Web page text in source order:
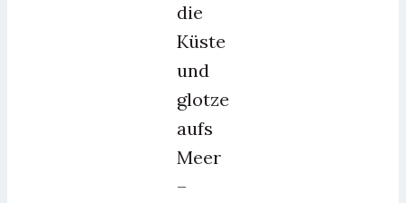
die
Küste
und
glotze
aufs
Meer
–